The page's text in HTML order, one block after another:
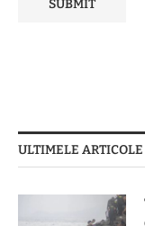
ULTIMELE ARTICOLE